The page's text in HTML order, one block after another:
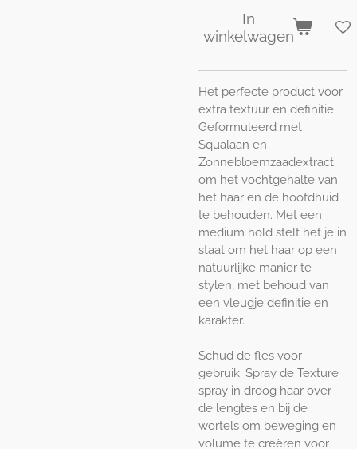
In
winkelwagen
Het perfecte product voor
extra textuur en definitie.
Geformuleerd met
Squalaan en
Zonnebloemzaadextract
om het vochtgehalte van
het haar en de hoofdhuid
te behouden. Met een
medium hold stelt het je in
staat om het haar op een
natuurlijke manier te
stylen, met behoud van
een vleugje definitie en
karakter.
Schud de fles voor
gebruik. Spray de Texture
spray in droog haar over
de lengtes en bij de
wortels om beweging en
volume te creëren voor